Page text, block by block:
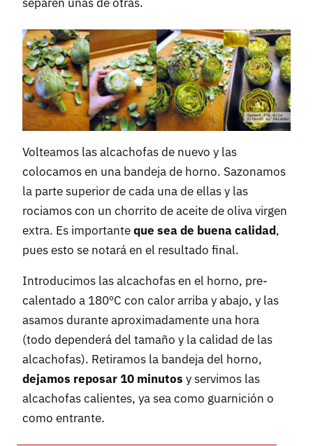
Volteamos las alcachofas de nuevo y las
colocamos en una bandeja de horno. Sazonamos
la parte superior de cada una de ellas y las
rociamos con un chorrito de aceite de oliva virgen
extra. Es importanteque sea de buena calidad,
pues esto se notará en el resultado final.
Introducimos las alcachofas en el horno, pre-
calentado a 180ºC con calor arriba y abajo, y las
asamos durante aproximadamente una hora
(todo dependerá del tamaño y la calidad de las
alcachofas). Retiramos la bandeja del horno,
dejamos reposar 10 minutos y servimos las
alcachofas calientes, ya sea como guarnición o
como entrante.